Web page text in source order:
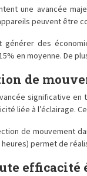
une avancée
peuvent être
générer des
en moyenne. De
de
significative
liée à l’éclairage.
de
heures) permet de
efficacité